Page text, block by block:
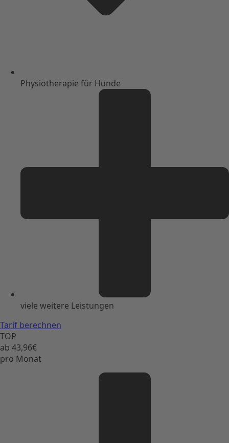
Physiotherapie für Hunde
viele weitere Leistungen
Tarif berechnen
TOP
ab 43,96€
pro Monat